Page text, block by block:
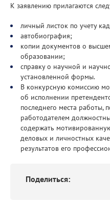
К заявлению прилагаются
личный листок по учету
автобиография;
копии документов о
образовании;
справку о научной и
установленной формы.
В конкурсную комиссию
об исполнении
последнего места
работодателем
содержать
деловых и личностных
результатов его
Поделиться: